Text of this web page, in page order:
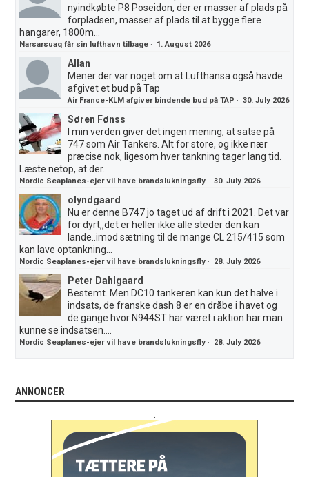
nyindkøbte P8 Poseidon, der er masser af plads på
forpladsen, masser af plads til at bygge flere
hangarer, 1800m...
Narsarsuaq får sin lufthavn tilbage · 1. August 2026
Allan
Mener der var noget om at Lufthansa også havde
afgivet et bud på Tap
Air France-KLM afgiver bindende bud på TAP ·30. July 2026
Søren Fønss
I min verden giver det ingen mening, at satse på
747 som Air Tankers. Alt for store, og ikke nær
præcise nok, ligesom hver tankning tager lang tid.
Læste netop, at der...
Nordic Seaplanes-ejer vil have brandslukningsfly ·30. July 2026
olyndgaard
Nu er denne B747 jo taget ud af drift i 2021. Det var
for dyrt,,det er heller ikke alle steder den kan
lande..imod sætning til de mange CL 215/415 som
kan lave optankning...
Nordic Seaplanes-ejer vil have brandslukningsfly · 28. July 2026
Peter Dahlgaard
Bestemt. Men DC10 tankeren kan kun det halve i
indsats, de franske dash 8 er en dråbe i havet og
de gange hvor N944ST har været i aktion har man
kunne se indsatsen....
Nordic Seaplanes-ejer vil have brandslukningsfly · 28. July 2026
ANNONCER